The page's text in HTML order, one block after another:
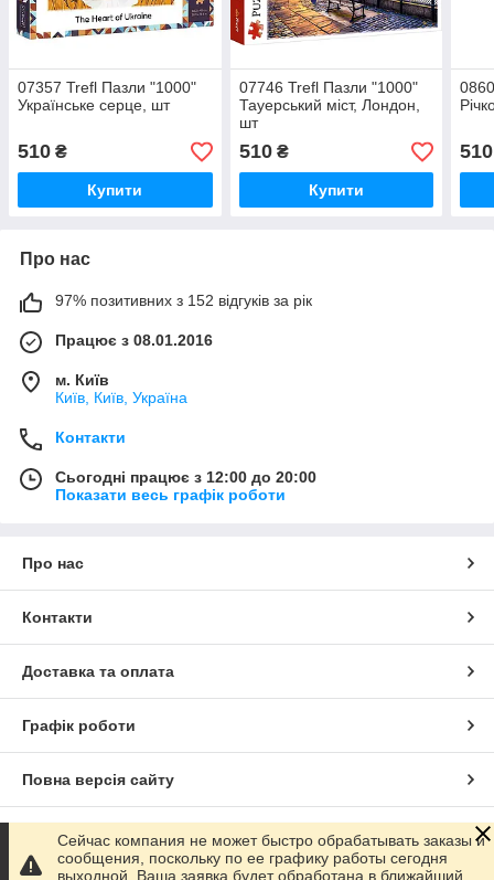
07357 Trefl Пазли "1000"
Українське серце, шт
510 ₴
Купити
07746 Trefl Пазли "1000"
Тауерський міст, Лондон,
шт
510₴
Купити
510
Про нас
97% позитивних з 152 відгуків за рік
Працює з 08.01.2016
м. Київ
Київ, Київ, Україна
Контакти
Сьогодні працює з 12:00 до 20:00
Показати весь графік роботи
Про нас
Контакти
Доставка та оплата
Графік роботи
Повна версія сайту
Сайт створено на маркетплейсі Prom.ua
Сейчас компания не может быстро обрабатывать заказы и
сообщения, поскольку по ее графику работы сегодня
выходной. Ваша заявка будет обработана в ближайший